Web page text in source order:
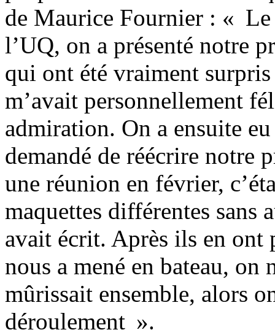
de Maurice Fournier : «
l’UQ, on a présenté notre
qui ont été vraiment
m’avait personnellement
admiration. On a ensuite
demandé de réécrire notre
une réunion en février,
maquettes différentes sans
avait écrit. Après ils en ont
nous a mené en bateau, on
mûrissait ensemble, alors
déroulement ».